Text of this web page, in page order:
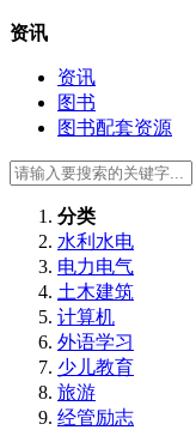
资讯
资讯
图书
图书配套资源
分类
水利水电
电力电气
土木建筑
计算机
外语学习
少儿教育
旅游
经管励志